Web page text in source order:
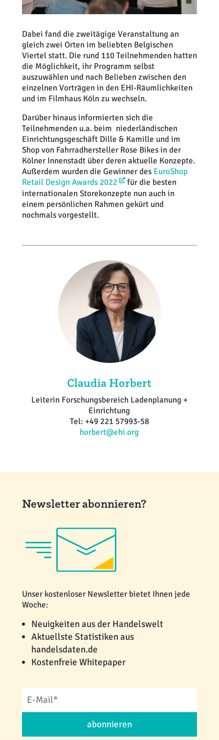
Dabei fand die zweitägige Veranstaltung an
gleich zwei Orten im beliebten Belgischen
Viertel statt. Die rund 110 Teilnehmenden hatten
die Möglichkeit, ihr Programm selbst
auszuwählen und nach Belieben zwischen den
einzelnen Vorträgen in den EHI-Räumlichkeiten
und im Filmhaus Köln zu wechseln.
Darüber hinaus informierten sich die
Teilnehmenden u.a. beim niederländischen
Einrichtungsgeschäft Dille & Kamille und im
Shop von Fahrradhersteller Rose Bikes in der
Kölner Innenstadt über deren aktuelle Konzepte.
Außerdem wurden die Gewinner des EuroShop
Retail Design Awards 2022
für die besten
internationalen Storekonzepte nun auch in
einem persönlichen Rahmen gekürt und
nochmals vorgestellt.
Claudia Horbert
Leiterin Forschungsbereich Ladenplanung +
Einrichtung
Tel: +49 221 57993-58
horbert@ehi.org
Newsletter abonnieren?
Unser kostenloser Newsletter bietet Ihnen jede
Woche:
Neuigkeiten aus der Handelswelt
Aktuellste Statistiken aus
handelsdaten.de
Kostenfreie Whitepaper
abonnieren